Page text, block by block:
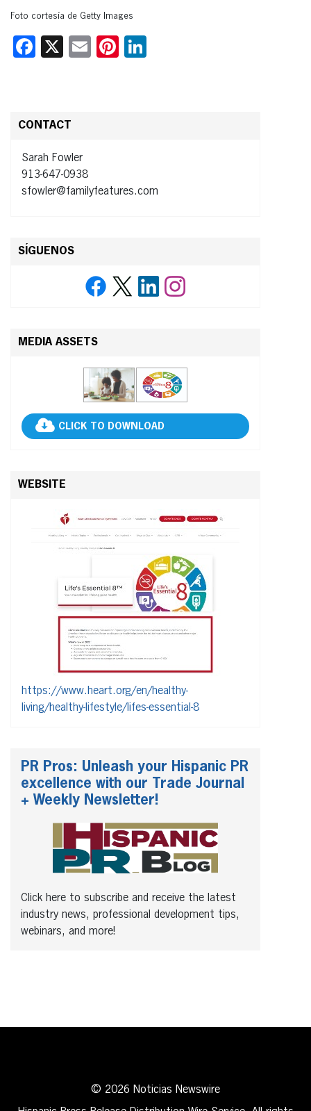
Foto cortesía de Getty Images
Facebook
X EmailPinterest
CONTACT
Sarah Fowler
913-647-0938
sfowler@familyfeatures.com
SÍGUENOS
MEDIA ASSETS
CLICK TO DOWNLOAD
WEBSITE
https://www.heart.org/en/healthy-
living/healthy-lifestyle/lifes-essential-8
PR Pros: Unleash your Hispanic PR
excellence with our Trade Journal
+ Weekly Newsletter!
Click here to subscribe and receive the latest
industry news, professional development tips,
webinars, and more!
© 2026 Noticias Newswire